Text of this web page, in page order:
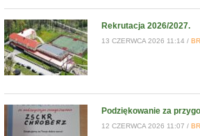
Rekrutacja 2026/2027.
13 CZERWCA 2026 11:14 /
Podziękowanie za
12 CZERWCA 2026 11:07 /